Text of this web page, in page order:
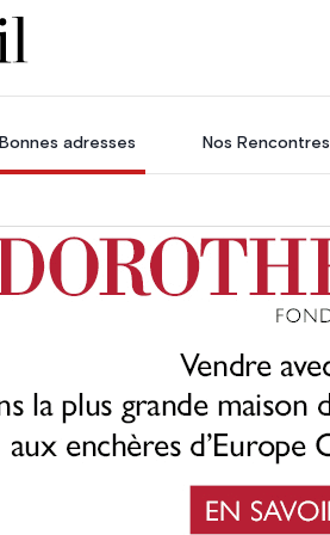
Bonnes adresses Nos Rencontres